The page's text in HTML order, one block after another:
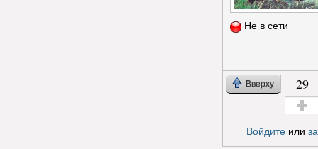
Не в сети
Вверху 29
Войдитеили